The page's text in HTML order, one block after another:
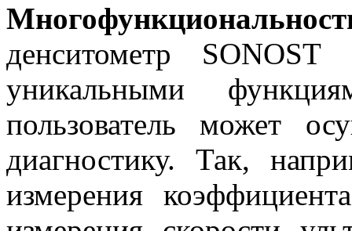
денситометр
уникальными
пользователь может
диагностику. Так,
измерения